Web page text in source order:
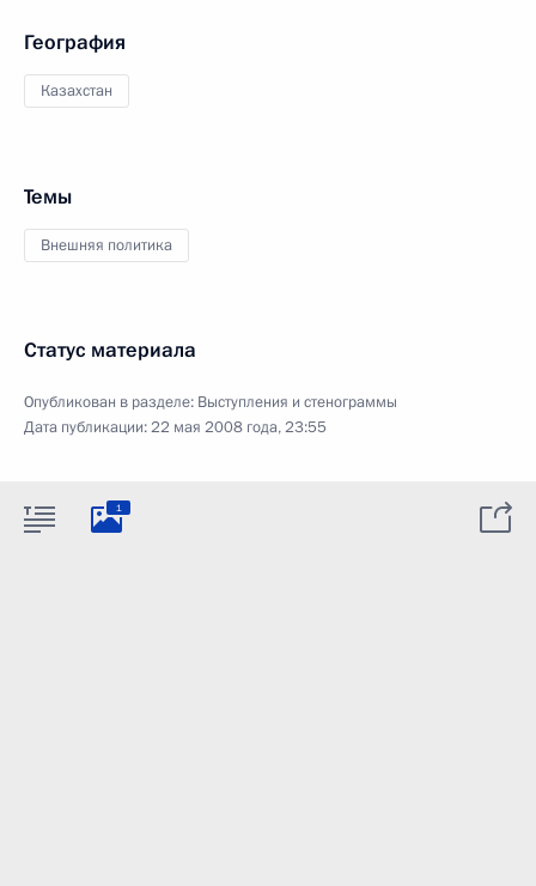
География
Казахстан
Темы
Внешняя политика
Статус материала
Опубликован в разделе: Выступления и стенограммы
Дата публикации:22 мая 2008 года, 23:55
1